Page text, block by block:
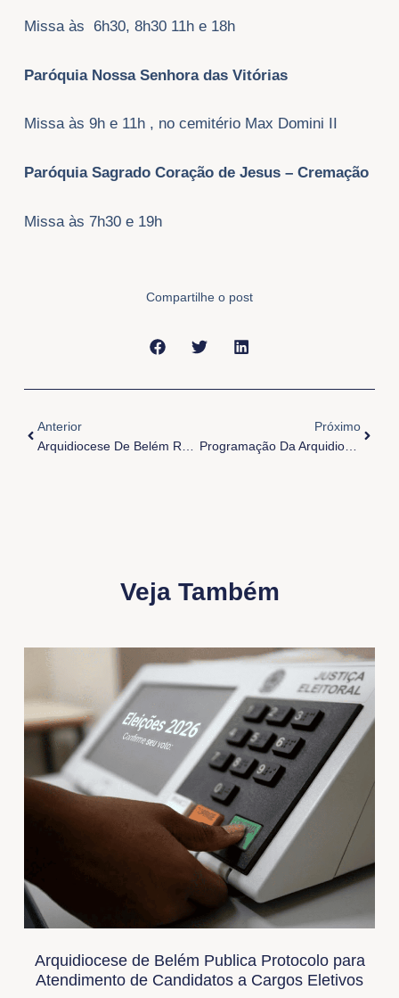
Missa às 6h30, 8h30 11h e 18h
Paróquia Nossa Senhora das Vitórias
Missa às 9h e 11h , no cemitério Max Domini II
Paróquia Sagrado Coração de Jesus – Cremação
Missa às 7h30 e 19h
Compartilhe o post
Anterior
Próximo
Programação Da Arquidiocese De Belém Na COP30
Veja Também
Arquidiocese de Belém Publica Protocolo para
Atendimento de Candidatos a Cargos Eletivos